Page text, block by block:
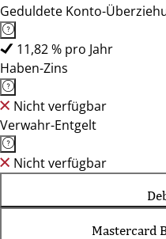
Geduldete Konto-
11,82 % pro Jahr
Haben-Zins
Nicht verfügbar
Verwahr-Entgelt
Nicht verfügbar
Mastercard